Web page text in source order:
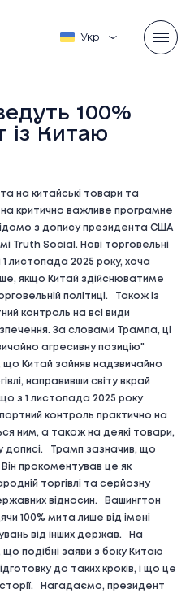
Українська
100%
із Китаю
на китайські товари та
критично важливе програмне
з допису президента США
Truth Social. Нові торговельні
листопада 2025 року, хоча
якщо Китай здійснюватиме
політиці. Також із
контроль на всі види
За словами Трампа, ці
агресивну позицію"
Китай зайняв надзвичайно
направивши світу вкрай
з 1 листопада 2025 року
контроль практично на
ним, а також на деякі товари,
дописі. Трамп зазначив, що
прокоментував це як
торгівлі та серйозну
відносин. Вашингтон
100% мита лише від імені
від інших держав. На
подібні заяви з боку Китаю
до таких кроків, і що це
Нагадаємо, президент